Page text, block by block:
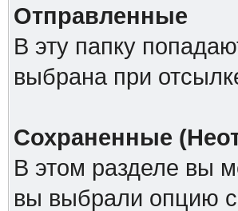
Отправленные
В эту папку
выбрана при
Сохраненные
В этом разделе вы
вы выбрали опцию